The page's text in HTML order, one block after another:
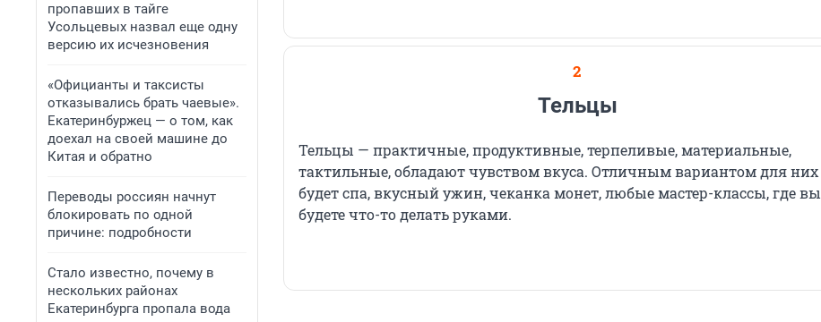
пропавших в тайге
Усольцевых назвал еще одну
версию их исчезновения
«Официанты и таксисты
отказывались брать чаевые».
Екатеринбуржец — о том, как
доехал на своей машине до
Китая и обратно
Переводы россиян начнут
блокировать по одной
причине: подробности
Стало известно, почему в
нескольких районах
Екатеринбурга пропала вода
2
Тельцы
Тельцы — практичные, продуктивные, терпеливые, материальные,
тактильные, обладают чувством вкуса. Отличным вариантом для них
будет спа, вкусный ужин, чеканка монет, любые мастер-классы, где вы
будете что-то делать руками.